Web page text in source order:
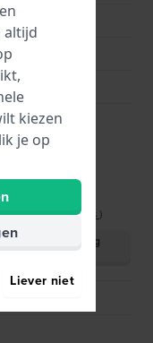
kroon
staal
duiken
draaibaar
(Bekijk specificaties )
handleiding
(English)
altijd
kiezen
je op
Liever niet